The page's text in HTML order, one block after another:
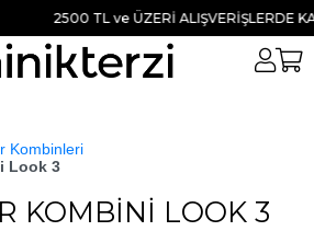
2500 TL ve ÜZERİ ALIŞVERİŞLERDE
LOOK 3
Kombinleri
Look 3
KOMBİNİ LOOK 3